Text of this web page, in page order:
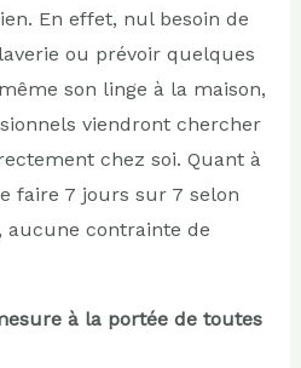
En effet, nul besoin de
ou prévoir quelques
son linge à la maison,
viendront chercher
chez soi. Quant à
faire 7 jours sur 7 selon
aucune contrainte de
à la portée de toutes